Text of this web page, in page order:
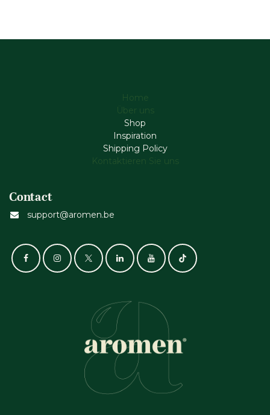
Home
Über uns
Shop
Inspiration
Shipping Policy
Kontaktieren Sie uns
Contact
support@aromen.be